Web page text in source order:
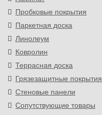
Пробковые покрытия
Паркетная доска
Линолеум
Ковролин
Террасная доска
Грязезащитные покрытия
Стеновые панели
Сопутствующие товары